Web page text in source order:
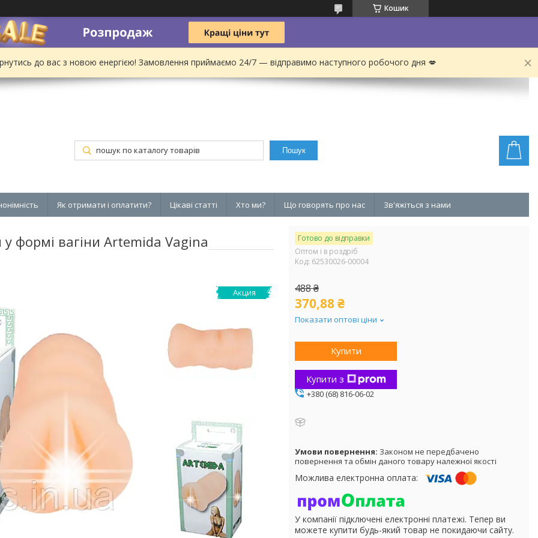
Кошик
до вас з новою енергією! Замовлення приймаємо 24/7 — відправимо наступного робочого дня 💋
Пошук
Як отримати і оплатити? Цікаві статті Хто ми? Що говорять про нас Зв'яжіться з нами
формі вагіни Artemida Vagina
Акция
Готово до відправки
Оптом і в роздріб
Код: 62530026-00004
488 ₴
370,88 ₴
Показати оптові ціни
Купити
Купити з
+380 (68) 816-06-02
Законом не передбачено
повернення та обмін даного товару належної якості
У компанії підключені електронні платежі. Тепер ви
можете купити будь-який товар не покидаючи сайту.